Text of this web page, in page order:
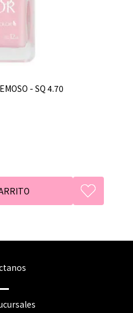
- SQ 4.70